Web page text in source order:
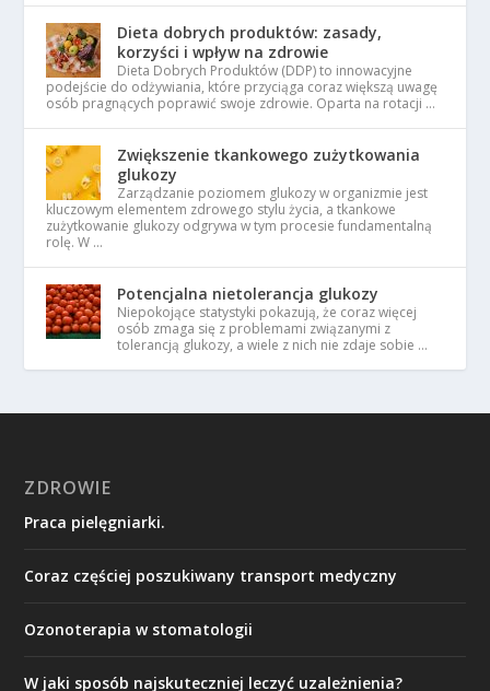
Dieta dobrych produktów: zasady,
korzyści i wpływ na zdrowie
Dieta Dobrych Produktów (DDP) to innowacyjne
podejście do odżywiania, które przyciąga coraz większą uwagę
osób pragnących poprawić swoje zdrowie. Oparta na rotacji …
Zwiększenie tkankowego zużytkowania
glukozy
Zarządzanie poziomem glukozy w organizmie jest
kluczowym elementem zdrowego stylu życia, a tkankowe
zużytkowanie glukozy odgrywa w tym procesie fundamentalną
rolę. W …
Potencjalna nietolerancja glukozy
Niepokojące statystyki pokazują, że coraz więcej
osób zmaga się z problemami związanymi z
tolerancją glukozy, a wiele z nich nie zdaje sobie …
ZDROWIE
Praca pielęgniarki.
Coraz częściej poszukiwany transport medyczny
Ozonoterapia w stomatologii
W jaki sposób najskuteczniej leczyć uzależnienia?